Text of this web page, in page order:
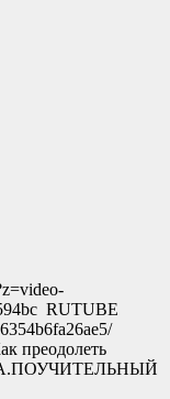
RUTUBE
преодолеть